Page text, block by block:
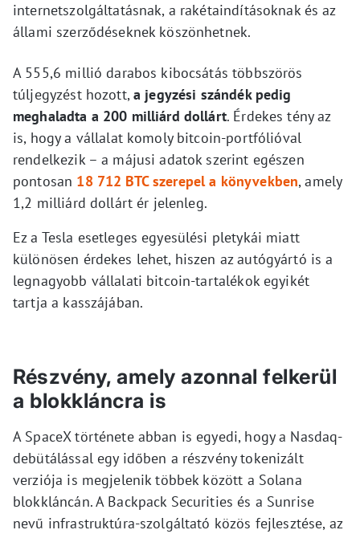
internetszolgáltatásnak, a rakétaindításoknak és az
állami szerződéseknek köszönhetnek.
A 555,6 millió darabos kibocsátás többszörös
túljegyzést hozott, a jegyzési szándék pedig
meghaladta a 200 milliárd dollárt. Érdekes tény az
is, hogy a vállalat komoly bitcoin-portfólióval
rendelkezik – a májusi adatok szerint egészen
pontosan 18 712 BTC szerepel a könyvekben, amely
1,2 milliárd dollárt ér jelenleg.
Ez a Tesla esetleges egyesülési pletykái miatt
különösen érdekes lehet, hiszen az autógyártó is a
legnagyobb vállalati bitcoin-tartalékok egyikét
tartja a kasszájában.
Részvény, amely azonnal felkerül
a blokkláncra is
A SpaceX története abban is egyedi, hogy a Nasdaq-
debütálással egy időben a részvény tokenizált
verziója is megjelenik többek között a Solana
blokkláncán. A Backpack Securities és a Sunrise
nevű infrastruktúra-szolgáltató közös fejlesztése, az